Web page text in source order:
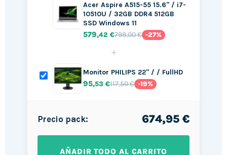
Acer Aspire A515-55 15.6" / i7-
10510U / 32GB DDR4 512GB
SSD Windows 11
579,42 €799,00 € -27%
+
Monitor PHILIPS 22" / / FullHD
95,53 €117,50 € -19%
Precio pack: 674,95 €
AÑADIR TODO AL CARRITO